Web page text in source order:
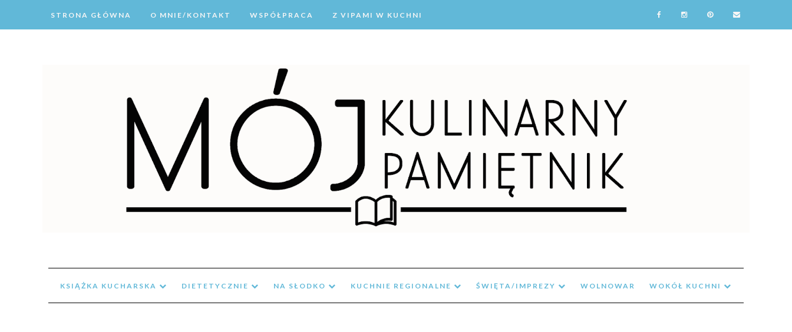
STRONA GŁÓWNA O MNIE/KONTAKT WSPÓŁPRACA Z VIPAMI W KUCHNI
KSIĄŻKA KUCHARSKA DIETETYCZNIE NA SŁODKO KUCHNIE REGIONALNE ŚWIĘTA/IMPREZY WOLNOWAR WOKÓŁ KUCHNI